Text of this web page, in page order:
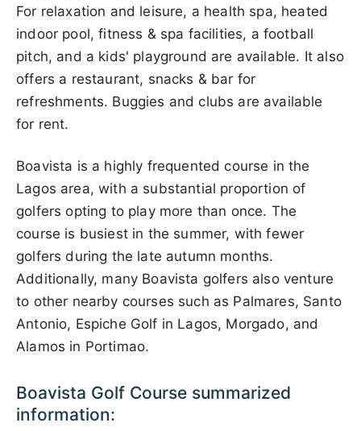
For relaxation and leisure, a health spa, heated
indoor pool, fitness & spa facilities, a football
pitch, and a kids' playground are available. It also
offers a restaurant, snacks & bar for
refreshments. Buggies and clubs are available
for rent.
Boavista is a highly frequented course in the
Lagos area, with a substantial proportion of
golfers opting to play more than once. The
course is busiest in the summer, with fewer
golfers during the late autumn months.
Additionally, many Boavista golfers also venture
to other nearby courses such as Palmares, Santo
Antonio, Espiche Golf in Lagos, Morgado, and
Alamos in Portimao.
Boavista Golf Course summarized
information: